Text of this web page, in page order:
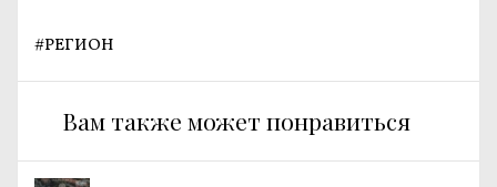
#РЕГИОН
Вам также может понравиться